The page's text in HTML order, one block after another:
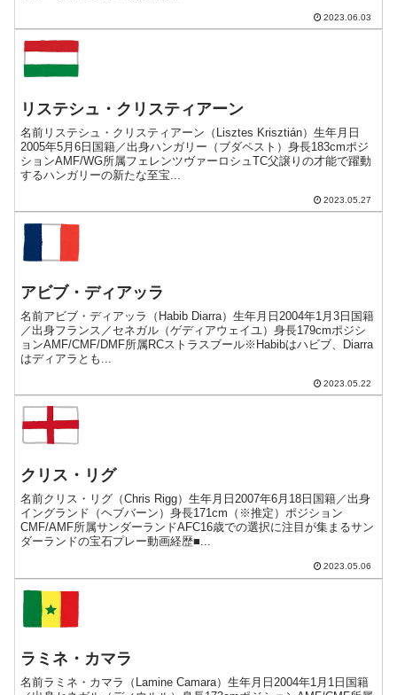
2023.06.03
リステシュ・クリスティアーン
名前リステシュ・クリスティアーン（Lisztes Krisztián）生年月日
2005年5月6日国籍／出身ハンガリー（ブダペスト）身長183cmポジ
ションAMF/WG所属フェレンツヴァーロシュTC父譲りの才能で躍動
するハンガリーの新たな至宝...
2023.05.27
アビブ・ディアッラ
名前アビブ・ディアッラ（Habib Diarra）生年月日2004年1月3日国籍
／出身フランス／セネガル（ゲディアウェイユ）身長179cmポジシ
ョンAMF/CMF/DMF所属RCストラスブール※Habibはハビブ、Diarra
はディアラとも...
2023.05.22
クリス・リグ
名前クリス・リグ（Chris Rigg）生年月日2007年6月18日国籍／出身
イングランド（ヘブバーン）身長171cm（※推定）ポジション
CMF/AMF所属サンダーランドAFC16歳での選択に注目が集まるサン
ダーランドの宝石プレー動画経歴■...
2023.05.06
ラミネ・カマラ
名前ラミネ・カマラ（Lamine Camara）生年月日2004年1月1日国籍